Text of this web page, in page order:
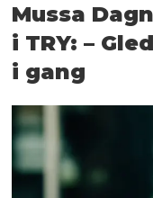
Mussa
i TRY: –
i gang